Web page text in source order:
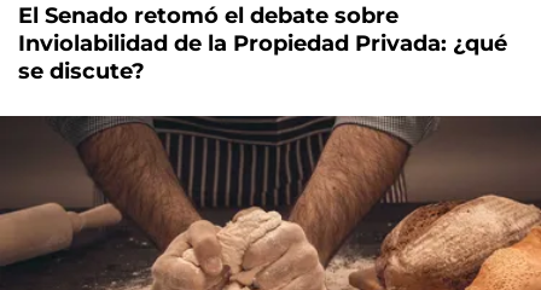
El Senado retomó el debate sobre
Inviolabilidad de la Propiedad Privada: ¿qué
se discute?